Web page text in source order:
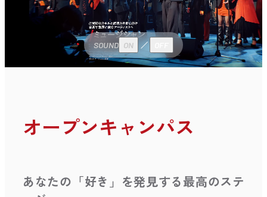
SOUND ON
オープンキャンパス
あなたの「好き」を発見する最高のステ